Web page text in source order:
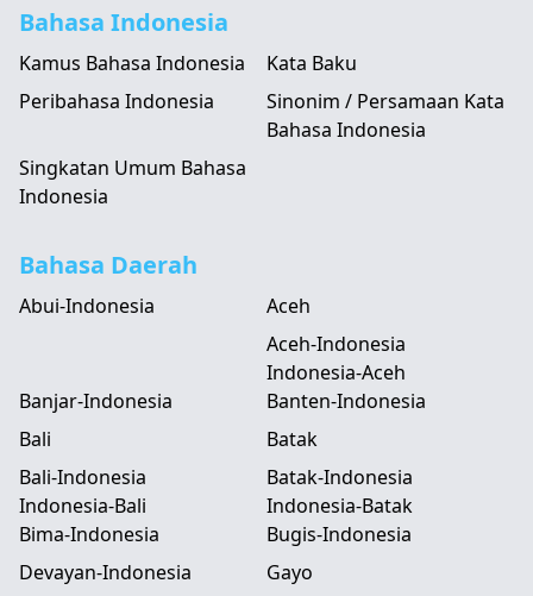
Bahasa Indonesia
Kamus Bahasa Indonesia
Kata Baku
Peribahasa Indonesia
Sinonim / Persamaan Kata
Bahasa Indonesia
Singkatan Umum Bahasa
Indonesia
Bahasa Daerah
Abui-Indonesia
Aceh
Aceh-Indonesia
Indonesia-Aceh
Banjar-Indonesia
Banten-Indonesia
Bali
Bali-Indonesia
Indonesia-Bali
Batak
Batak-Indonesia
Indonesia-Batak
Bima-Indonesia
Bugis-Indonesia
Devayan-Indonesia
Gayo